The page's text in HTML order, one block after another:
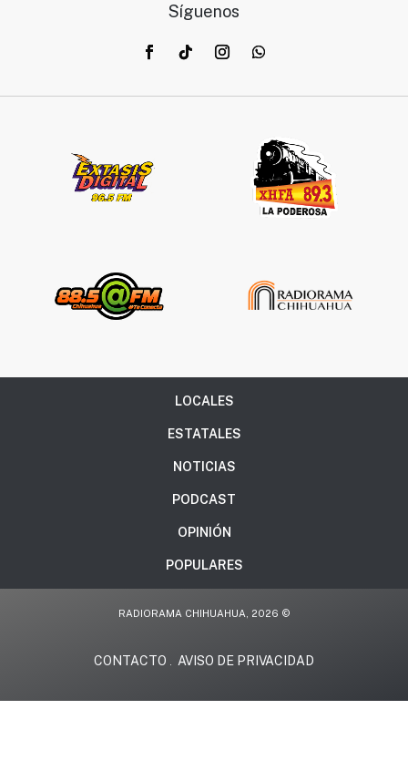
Síguenos
LOCALES
ESTATALES
NOTICIAS
PODCAST
OPINIÓN
POPULARES
RADIORAMA CHIHUAHUA, 2026 ©
CONTACTO AVISO DE PRIVACIDAD